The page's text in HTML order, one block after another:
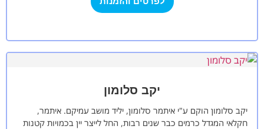
יקב סלומון
יקב סלומון הוקם ע"י איתמר סלומון, יליד מושב עמיקם. איתמר,
חקלאי המגדל כרמים כבר שנים רבות, החל לייצר יין בכמויות קטנות